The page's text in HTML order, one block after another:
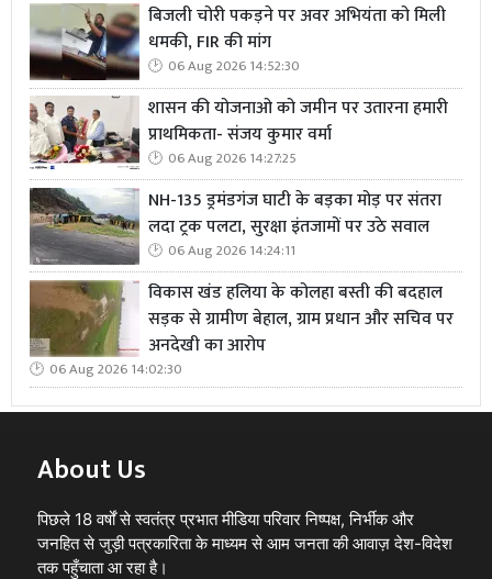
बिजली चोरी पकड़ने पर अवर अभियंता को मिली
धमकी, FIR की मांग
06 Aug 2026 14:52:30
शासन की योजनाओ को जमीन पर उतारना हमारी
प्राथमिकता- संजय कुमार वर्मा
06 Aug 2026 14:27:25
NH-135 ड्रमंडगंज घाटी के बड़का मोड़ पर संतरा
लदा ट्रक पलटा, सुरक्षा इंतजामों पर उठे सवाल
06 Aug 2026 14:24:11
विकास खंड हलिया के कोलहा बस्ती की बदहाल
सड़क से ग्रामीण बेहाल, ग्राम प्रधान और सचिव पर
अनदेखी का आरोप
06 Aug 2026 14:02:30
About Us
पिछले 18 वर्षों से स्वतंत्र प्रभात मीडिया परिवार निष्पक्ष, निर्भीक और
जनहित से जुड़ी पत्रकारिता के माध्यम से आम जनता की आवाज़ देश-विदेश
तक पहुँचाता आ रहा है।